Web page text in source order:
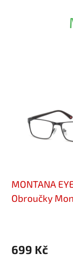
MONTANA
Obroučky
699 Kč